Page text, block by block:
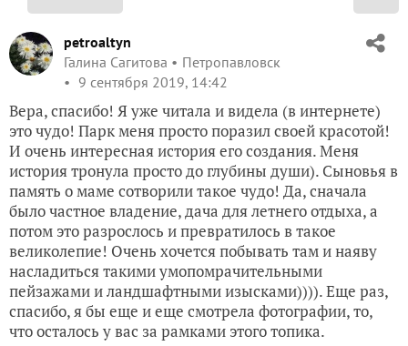
И очень интересная история его создания. Меня
история тронула просто до глубины души). Сыновья в
память о маме сотворили такое чудо! Да, сначала
было частное владение, дача для летнего отдыха, а
потом это разрослось и превратилось в такое
великолепие! Очень хочется побывать там и наяву
насладиться такими умопомрачительными
пейзажами и ландшафтными изысками)))). Еще раз,
спасибо, я бы еще и еще смотрела фотографии, то,
что осталось у вас за рамками этого топика.
Ответить ✿ 2 Спасибо!
grekova-vera60
Вера Грекова
Печоры
9 сентября 2019, 16:19